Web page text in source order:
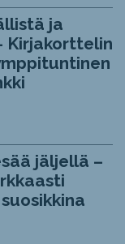
ja
Kirjakorttelin
jäljellä –